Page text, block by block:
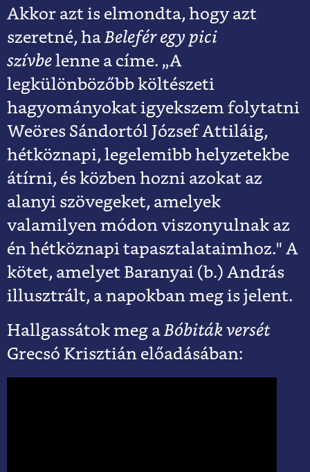
Akkor azt is elmondta, hogy azt
szeretné, ha Belefér egy pici
szívbe lenne a címe. „A
legkülönbözőbb költészeti
hagyományokat igyekszem folytatni
Weöres Sándortól József Attiláig,
hétköznapi, legelemibb helyzetekbe
átírni, és közben hozni azokat az
alanyi szövegeket, amelyek
valamilyen módon viszonyulnak az
én hétköznapi tapasztalataimhoz." A
kötet, amelyet Baranyai (b.) András
illusztrált, a napokban meg is jelent.
Hallgassátok meg a Bóbiták versét
Grecsó Krisztián előadásában: